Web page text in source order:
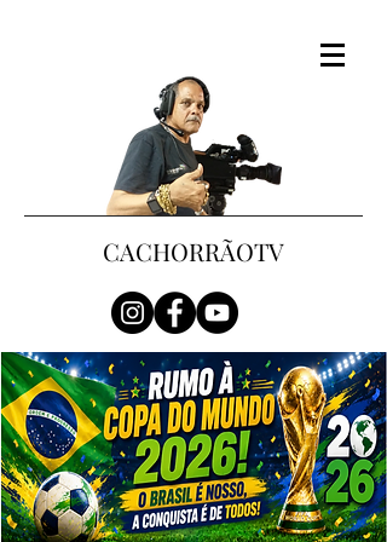
CACHORRÃOTV